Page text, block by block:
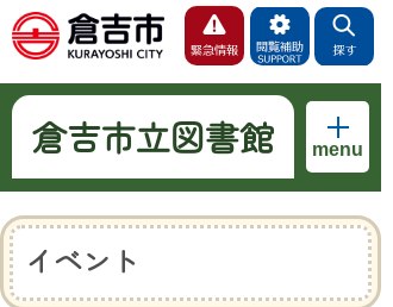
倉吉市立図書館 menu
イベント